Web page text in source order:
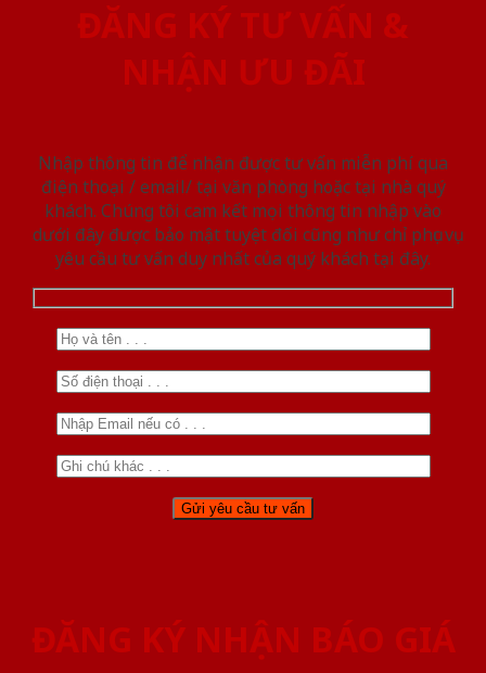
ĐĂNG KÝ TƯ VẤN &
NHẬN ƯU ĐÃI
Nhập thông tin để nhận được tư vấn miễn phí qua
điện thoại / email/ tại văn phòng hoặc tại nhà quý
khách. Chúng tôi cam kết mọi thông tin nhập vào
dưới đây được bảo mật tuyệt đối cũng như chỉ phục vụ
yêu cầu tư vấn duy nhất của quý khách tại đây.
ĐĂNG KÝ NHẬN BÁO GIÁ